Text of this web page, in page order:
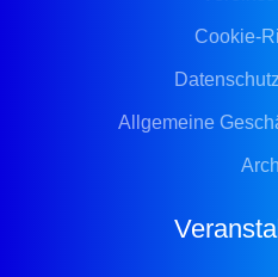
Cookie-
Allgemeine